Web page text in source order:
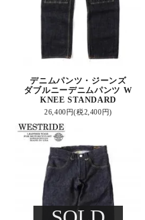
デニムパンツ・ジーンズ
ダブルニーデニムパンツ W
KNEE STANDARD
26,400円(税2,400円)